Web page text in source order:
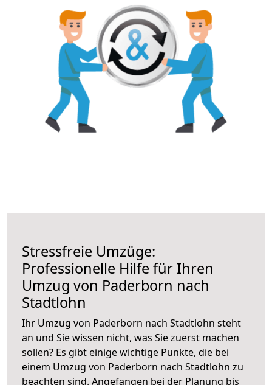
Stressfreie Umzüge:
Professionelle Hilfe für Ihren
Umzug von Paderborn nach
Stadtlohn
Ihr Umzug von Paderborn nach Stadtlohn steht
an und Sie wissen nicht, was Sie zuerst machen
sollen? Es gibt einige wichtige Punkte, die bei
einem Umzug von Paderborn nach Stadtlohn zu
beachten sind. Angefangen bei der Planung bis